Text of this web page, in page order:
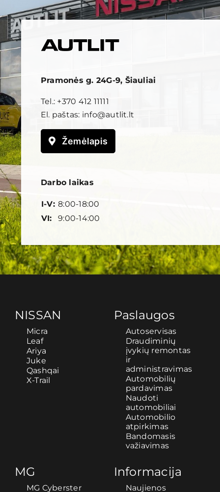
Pramonės g. 24G-9, Šiauliai
Tel.: +370 412 11111
El. paštas: info@autlit.lt
Žemėlapis
Darbo laikas
I-V: 8:00-18:00
VI:
9:00-14:00
NISSAN
Micra
Leaf
Ariya
Juke
Qashqai
X-Trail
MG
MG Cyberster
Paslaugos
Autoservisas
Draudiminių
įvykių remontas
ir
administravimas
Automobilių
pardavimas
Naudoti
automobiliai
Automobilio
atpirkimas
Bandomasis
važiavimas
Informacija
Naujienos